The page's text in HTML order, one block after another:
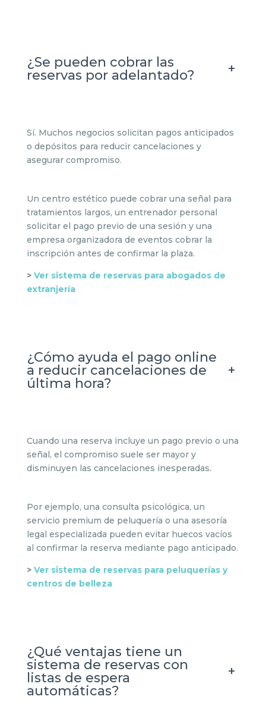
¿Se pueden cobrar las
reservas por adelantado?
+
Sí. Muchos negocios solicitan pagos anticipados
o depósitos para reducir cancelaciones y
asegurar compromiso.
Un centro estético puede cobrar una señal para
tratamientos largos, un entrenador personal
solicitar el pago previo de una sesión y una
empresa organizadora de eventos cobrar la
inscripción antes de confirmar la plaza.
> Ver sistema de reservas para abogados de
extranjería
¿Cómo ayuda el pago online
a reducir cancelaciones de
última hora?
+
Cuando una reserva incluye un pago previo o una
señal, el compromiso suele ser mayor y
disminuyen las cancelaciones inesperadas.
Por ejemplo, una consulta psicológica, un
servicio premium de peluquería o una asesoría
legal especializada pueden evitar huecos vacíos
al confirmar la reserva mediante pago anticipado.
> Ver sistema de reservas para peluquerías y
centros de belleza
¿Qué ventajas tiene un
sistema de reservas con
listas de espera
automáticas?
+